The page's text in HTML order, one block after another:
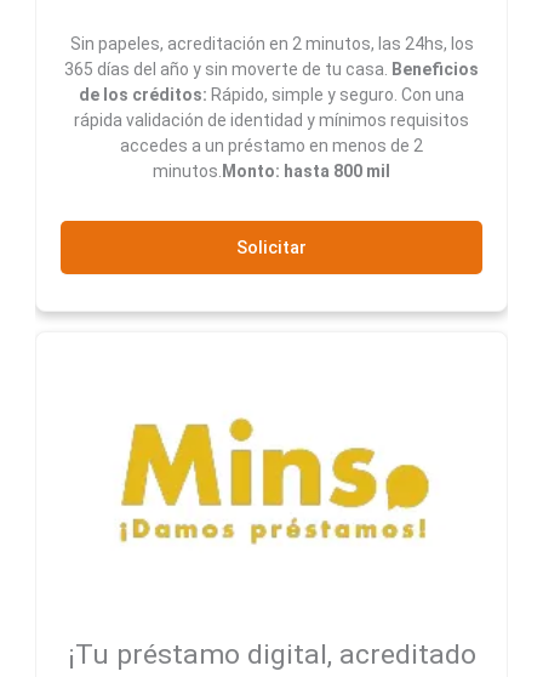
Sin papeles, acreditación en 2 minutos, las 24hs, los
365 días del año y sin moverte de tu casa. Beneficios
de los créditos: Rápido, simple y seguro. Con una
rápida validación de identidad y mínimos requisitos
accedes a un préstamo en menos de 2
minutos. Monto: hasta 800 mil
Solicitar
¡Tu préstamo digital, acreditado